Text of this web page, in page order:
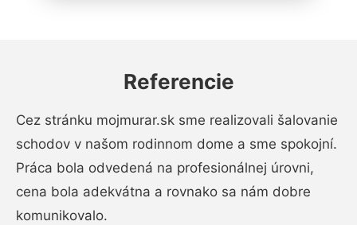
Referencie
Cez stránku mojmurar.sk sme realizovali šalovanie
schodov v našom rodinnom dome a sme spokojní.
Práca bola odvedená na profesionálnej úrovni,
cena bola adekvátna a rovnako sa nám dobre
komunikovalo.